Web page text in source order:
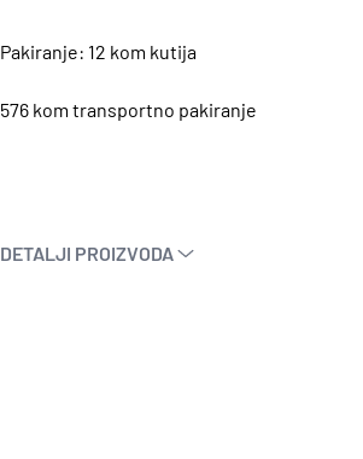
Pakiranje: 12 kom kutija
576 kom transportno pakiranje
DETALJI PROIZVODA